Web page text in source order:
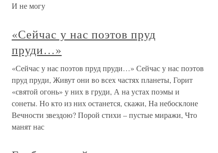
И не могу
«Сейчас у нас поэтов пруд
пруди…»
«Сейчас у нас поэтов пруд пруди…» Сейчас у нас поэтов
пруд пруди, Живут они во всех частях планеты, Горит
«святой огонь» у них в груди, А на устах поэмы и
сонеты. Но кто из них останется, скажи, На небосклоне
Вечности звездою? Порой стихи – пустые миражи, Что
манят нас